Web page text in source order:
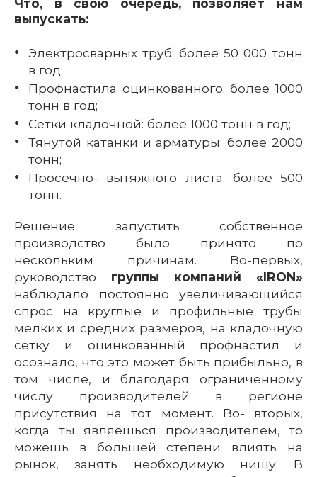
Что, в свою очередь, позволяет нам
выпускать:
Электросварных труб: более 50 000 тонн
в год;
Профнастила оцинкованного: более 1000
тонн в год;
Сетки кладочной: более 1000 тонн в год;
Тянутой катанки и арматуры: более 2000
тонн;
Просечно- вытяжного листа: более 500
тонн.
Решение запустить собственное
производство было принято по
нескольким причинам. Во-первых,
руководство группы компаний «IRON»
наблюдало постоянно увеличивающийся
спрос на круглые и профильные трубы
мелких и средних размеров, на кладочную
сетку и оцинкованный профнастил и
осознало, что это может быть прибыльно, в
том числе, и благодаря ограниченному
числу производителей в регионе
присутствия на тот момент. Во- вторых,
когда ты являешься производителем, то
можешь в большей степени влиять на
рынок, занять необходимую нишу. В